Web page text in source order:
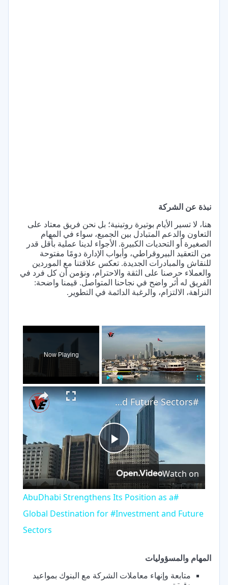
نبذة عن الشركة
هنا، لا تسير الأيام بوتيرة روتينية؛ بل نحن فريق معتاد على
التعاون والدعم المتبادل بين الجميع، سواء في المهام
الصغيرة أو التحديات الكبيرة. الأجواء لدينا عملية بأقل قدر
من التعقيد البيروقراطي، وأبواب الإدارة دومًا مفتوحة
للنقاش والمبادرات الجديدة. تعكس علاقتنا مع الموردين
والعملاء حرصنا على الثقة والاحترام، ونؤمن أن كل فرد في
الفريق له أثر واضح في نجاحنا المتواصل. قيمنا واضحة:
النزاهة، الالتزام، والرغبة الدائمة في التطوير.
Now Playing
×
Play
Video
#AbuDhabi Strengthens Its Position as a Global Destination for #Investment and Future Sectors
Watch on
#AbuDhabi Strengthens Its Position as a
Global Destination for #Investment and Future
Sectors
المهام والمسؤوليات
متابعة وإنهاء معاملات الشركة مع البنوك بمواعيد